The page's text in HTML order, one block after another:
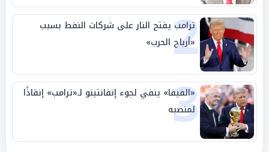
2
ترامب يفتح النار على شركات النفط بسبب
«أرباح الحرب»
3
«الفيفا» ينفي لجوء إنفانتينو لـ«ترامب» إنقاذًا
لمنصبه